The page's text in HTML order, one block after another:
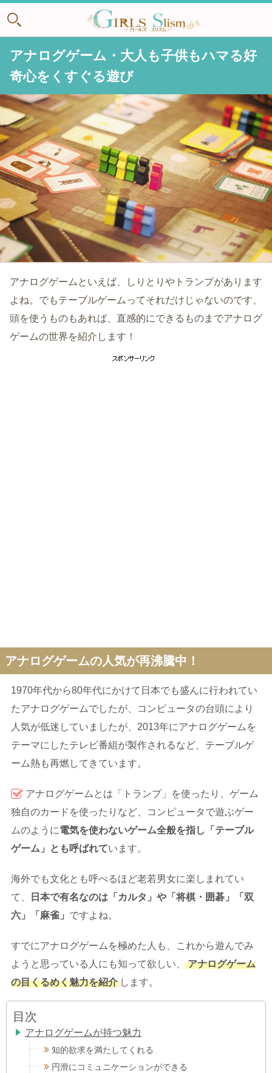
アナログゲーム・大人も子供もハマる好
奇心をくすぐる遊び
アナログゲームといえば、しりとりやトランプがあります
よね。でもテーブルゲームってそれだけじゃないのです、
頭を使うものもあれば、直感的にできるものまでアナログ
ゲームの世界を紹介します！
アナログゲームの人気が再沸騰中！
1970年代から80年代にかけて日本でも盛んに行われてい
たアナログゲームでしたが、コンピュータの台頭により
人気が低迷していましたが、2013年にアナログゲームを
テーマにしたテレビ番組が製作されるなど、テーブルゲ
ーム熱も再燃してきています。
アナログゲームとは「トランプ」を使ったり、ゲーム
独自のカードを使ったりなど、コンピュータで遊ぶゲー
ムのように電気を使わないゲーム全般を指し「テーブル
ゲーム」とも呼ばれています。
海外でも文化とも呼べるほど老若男女に楽しまれてい
て、
日本で有名なのは「カルタ」や「将棋・囲碁」「双
六」「麻雀」 ですよね。
すでにアナログゲームを極めた人も、これから遊んでみ
ようと思っている人にも知って欲しい、
アナログゲーム
の目くるめく魅力を紹介 します。
目次
アナログゲームが持つ魅力
知的欲求を満たしてくれる
円滑にコミュニケーションができる